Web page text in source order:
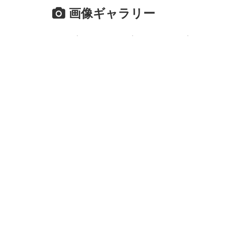
画像ギャラリー